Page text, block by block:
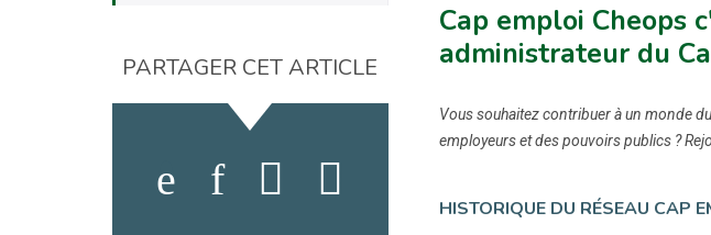
Cap emploi Cheops
administrateur du
Vous souhaitez contribuer à un monde
employeurs et des pouvoirs publics ?
HISTORIQUE DU RÉSEAU CAP
PARTAGER CET ARTICLE